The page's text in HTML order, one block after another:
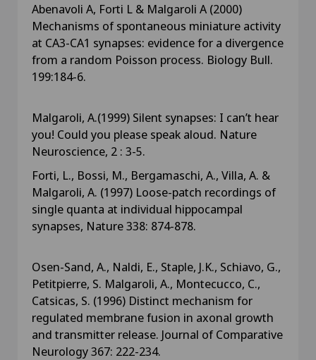
Abenavoli A, Forti L & Malgaroli A (2000)
Mechanisms of spontaneous miniature activity
at CA3-CA1 synapses: evidence for a divergence
from a random Poisson process. Biology Bull.
199:184-6.
Malgaroli, A.(1999) Silent synapses: I can’t hear
you! Could you please speak aloud. Nature
Neuroscience, 2 : 3-5.
Forti, L., Bossi, M., Bergamaschi, A., Villa, A. &
Malgaroli, A. (1997) Loose-patch recordings of
single quanta at individual hippocampal
synapses, Nature 338: 874-878.
Osen-Sand, A., Naldi, E., Staple, J.K., Schiavo, G.,
Petitpierre, S. Malgaroli, A., Montecucco, C.,
Catsicas, S. (1996) Distinct mechanism for
regulated membrane fusion in axonal growth
and transmitter release. Journal of Comparative
Neurology 367: 222-234.